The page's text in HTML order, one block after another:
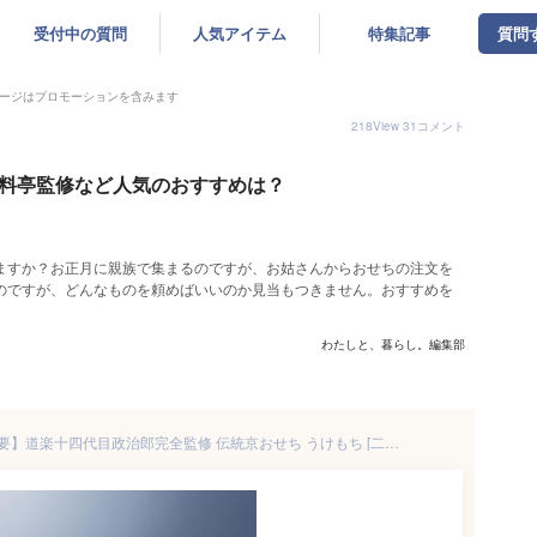
受付中の質問 人気アイテム 特集記事 質問
ジはプロモーションを含みます
218View 31 コメント
亭監修など人気のおすすめは？
か？お正月に親族で集まるのですが、お姑さんからおせちの注文を
すが、どんなものを頼めばいいのか見当もつきません。おすすめを
わたしと、暮らし。編集部